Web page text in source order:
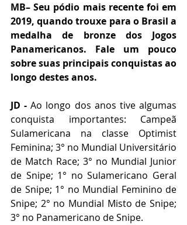
MB– Seu pódio mais recente foi em
2019, quando trouxe para o Brasil a
medalha de bronze dos Jogos
Panamericanos. Fale um pouco
sobre suas principais conquistas ao
longo destes anos.
JD - Ao longo dos anos tive algumas
conquista importantes: Campeã
Sulamericana na classe Optimist
Feminina; 3° no Mundial Universitário
de Match Race; 3° no Mundial Junior
de Snipe; 1° no Sulamericano Geral
de Snipe; 1° no Mundial Feminino de
Snipe; 2° no Mundial Misto de Snipe;
3° no Panamericano de Snipe.